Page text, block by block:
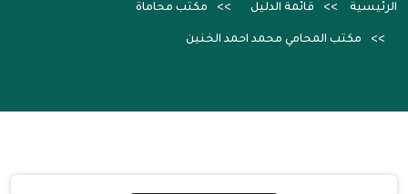
الرئيسية قائمة الدليل مكتب محاماة
مكتب المحامي محمد احمد الخنين